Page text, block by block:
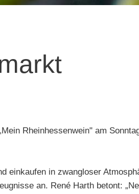
Rheinhessenwein" am
einkaufen in zwangloser
an. René Harth betont: